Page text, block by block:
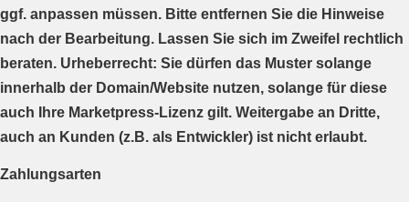
ggf. anpassen müssen. Bitte entfernen Sie die Hinweise
nach der Bearbeitung. Lassen Sie sich im Zweifel rechtlich
beraten. Urheberrecht: Sie dürfen das Muster solange
innerhalb der Domain/Website nutzen, solange für diese
auch Ihre Marketpress-Lizenz gilt. Weitergabe an Dritte,
auch an Kunden (z.B. als Entwickler) ist nicht erlaubt.
Zahlungsarten